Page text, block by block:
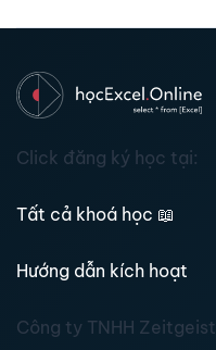
Click đăng ký học tại:
Tất cả khoá học 📖
Hướng dẫn kích hoạt
Công ty TNHH Zeitgeist